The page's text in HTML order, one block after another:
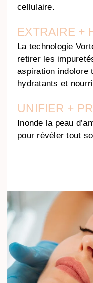
cellulaire.
EXTRAIRE +
La technologie
retirer les
aspiration indolore
hydratants et
UNIFIER +
Inonde la peau
pour révéler tout